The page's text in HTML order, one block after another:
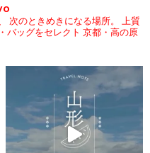
次のときめきになる場所。
上質
バッグをセレクト 京都・高の原